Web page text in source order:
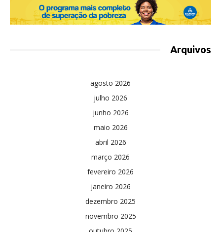
Arquivos
agosto 2026
julho 2026
junho 2026
maio 2026
abril 2026
março 2026
fevereiro 2026
janeiro 2026
dezembro 2025
novembro 2025